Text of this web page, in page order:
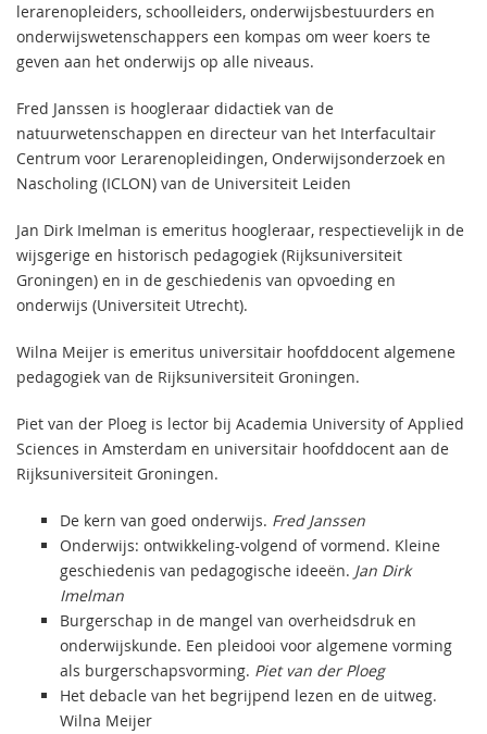
lerarenopleiders, schoolleiders, onderwijsbestuurders en
onderwijswetenschappers een kompas om weer koers te
geven aan het onderwijs op alle niveaus.
Fred Janssen is hoogleraar didactiek van de
natuurwetenschappen en directeur van het Interfacultair
Centrum voor Lerarenopleidingen, Onderwijsonderzoek en
Nascholing (ICLON) van de Universiteit Leiden
Jan Dirk Imelman is emeritus hoogleraar, respectievelijk in de
wijsgerige en historisch pedagogiek (Rijksuniversiteit
Groningen) en in de geschiedenis van opvoeding en
onderwijs (Universiteit Utrecht).
Wilna Meijer is emeritus universitair hoofddocent algemene
pedagogiek van de Rijksuniversiteit Groningen.
Piet van der Ploeg is lector bij Academia University of Applied
Sciences in Amsterdam en universitair hoofddocent aan de
Rijksuniversiteit Groningen.
De kern van goed onderwijs. Fred Janssen
Onderwijs: ontwikkeling-volgend of vormend. Kleine
geschiedenis van pedagogische ideeën. Jan Dirk
Imelman
Burgerschap in de mangel van overheidsdruk en
onderwijskunde. Een pleidooi voor algemene vorming
als burgerschapsvorming. Piet van der Ploeg
Het debacle van het begrijpend lezen en de uitweg.
Wilna Meijer